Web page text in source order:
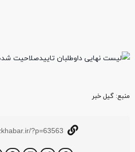
منبع‌: گیل خبر
?p=63563